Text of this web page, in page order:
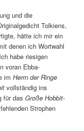
und die
Tolkiens,
hätte ich mir ein
denen ich Wortwahl
habe riesigen
voran Ebba-
imHerrn der Ringe
vollständig ins
für dasGroße Hobbit-
Strophen